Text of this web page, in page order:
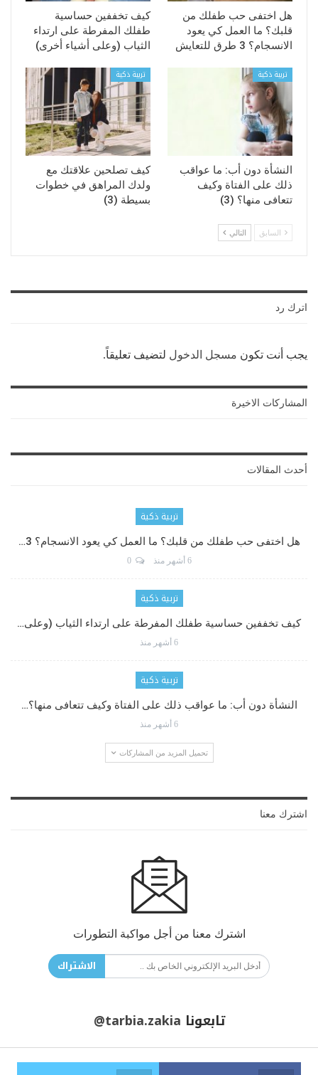
هل اختفى حب طفلك من
قلبك؟ ما العمل كي يعود
الانسجام؟ 3 طرق للتعايش
كيف تخففين حساسية
طفلك المفرطة على ارتداء
الثياب (وعلى أشياء أخرى)
تربية ذكية
النشأة دون أب: ما عواقب
ذلك على الفتاة وكيف
تتعافى منها؟ (3)
تربية ذكية
كيف تصلحين علاقتك مع
ولدك المراهق في خطوات
بسيطة (3)
السابق التالي
اترك رد
يجب أنت تكون مسجل الدخول لتضيف تعليقاً.
المشاركات الاخيرة
أحدث المقالات
تربية ذكية
هل اختفى حب طفلك من قلبك؟ ما العمل كي يعود الانسجام؟ 3…
6 أشهر منذ 0
تربية ذكية
كيف تخففين حساسية طفلك المفرطة على ارتداء الثياب (وعلى…
6 أشهر منذ
تربية ذكية
النشأة دون أب: ما عواقب ذلك على الفتاة وكيف تتعافى منها؟…
6 أشهر منذ
تحميل المزيد من المشاركات
اشترك معنا
اشترك معنا من أجل مواكبة التطورات
الاشتراك
تابعونا @tarbia.zakia